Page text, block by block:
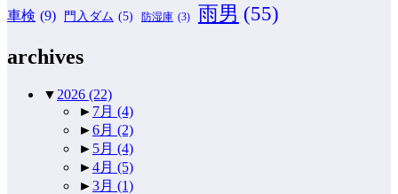
車検 (9) 門入ダム (5) 防湿庫 (3) 雨男 (55)
archives
▼ 2026 (22)
► 7月 (4)
►6月 (2)
► 5月 (4)
►4月 (5)
►3月 (1)